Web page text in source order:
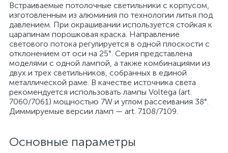
Встраиваемые потолочные светильники с корпусом,
изготовленным из алюминия по технологии литья под
давлением. При окрашивании используется стойкая к
царапинам порошковая краска. Направление
светового потока регулируется в одной плоскости с
отклонением от оси на 25°. Серия представлена
моделями с одной лампой, а также комбинациями из
двух и трех светильников, собранных в единой
металлической раме. В качестве источника света
рекомендуется использовать лампы Voltega (art.
7060/7061) мощностью 7W и углом рассеивания 38°.
Диммируемые версии ламп — art. 7108/7109.
Основные параметры